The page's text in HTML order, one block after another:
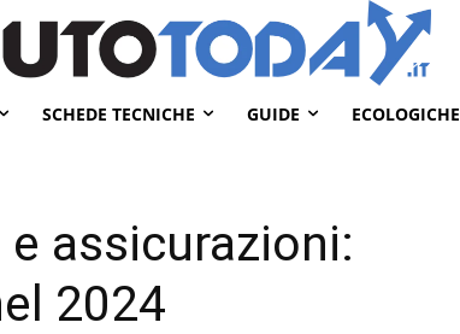
SCHEDE TECNICHE GUIDE ECOLOGICHE
assicurazioni:
2024